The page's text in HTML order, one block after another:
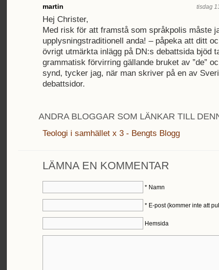
martin tisdag
Hej Christer,
Med risk för att framstå som språkpolis måste
upplysningstraditionell anda! – påpeka att ditt
övrigt utmärkta inlägg på DN:s debattsida bjöd
grammatisk förvirring gällande bruket av ”de”
synd, tycker jag, när man skriver på en av
debattsidor.
ANDRA BLOGGAR SOM LÄNKAR TILL
Teologi i samhället x 3 - Bengts Blogg
LÄMNA EN KOMMENTAR
*Namn
*E-post (kommer inte att
Hemsida